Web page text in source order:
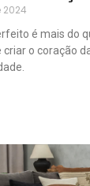
2024
é mais do
criar o coração